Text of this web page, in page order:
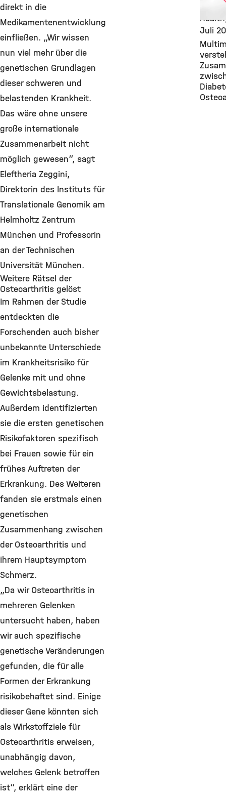
direkt in die
Medikamentenentwicklung
einfließen. „Wir wissen
nun viel mehr über die
genetischen Grundlagen
dieser schweren und
belastenden Krankheit.
Das wäre ohne unsere
große internationale
Zusammenarbeit nicht
möglich gewesen“, sagt
Eleftheria Zeggini,
Direktorin des Instituts für
Translationale Genomik am
Helmholtz Zentrum
München und Professorin
an der Technischen
Universität München.
Weitere Rätsel der
Osteoarthritis gelöst
Im Rahmen der Studie
entdeckten die
Forschenden auch bisher
unbekannte Unterschiede
im Krankheitsrisiko für
Gelenke mit und ohne
Gewichtsbelastung.
Außerdem identifizierten
sie die ersten genetischen
Risikofaktoren spezifisch
bei Frauen sowie für ein
frühes Auftreten der
Erkrankung. Des Weiteren
fanden sie erstmals einen
genetischen
Zusammenhang zwischen
der Osteoarthritis und
ihrem Hauptsymptom
Schmerz.
„Da wir Osteoarthritis in
mehreren Gelenken
untersucht haben, haben
wir auch spezifische
genetische Veränderungen
gefunden, die für alle
Formen der Erkrankung
risikobehaftet sind. Einige
dieser Gene könnten sich
als Wirkstoffziele für
Osteoarthritis erweisen,
unabhängig davon,
welches Gelenk betroffen
ist“, erklärt eine der
Juli